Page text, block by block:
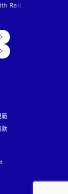
Rail
範
款